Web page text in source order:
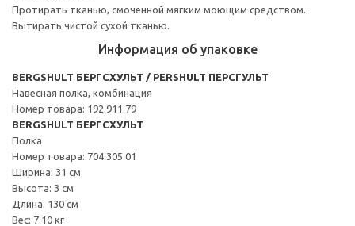
Протирать тканью, смоченной мягким моющим средством.
Вытирать чистой сухой тканью.
Информация об упаковке
BERGSHULT БЕРГСХУЛЬТ / PERSHULT ПЕРСГУЛЬТ
Навесная полка, комбинация
Номер товара: 192.911.79
BERGSHULT БЕРГСХУЛЬТ
Полка
Номер товара: 704.305.01
Ширина: 31 см
Высота: 3 см
Длина: 130 см
Вес: 7.10 кг